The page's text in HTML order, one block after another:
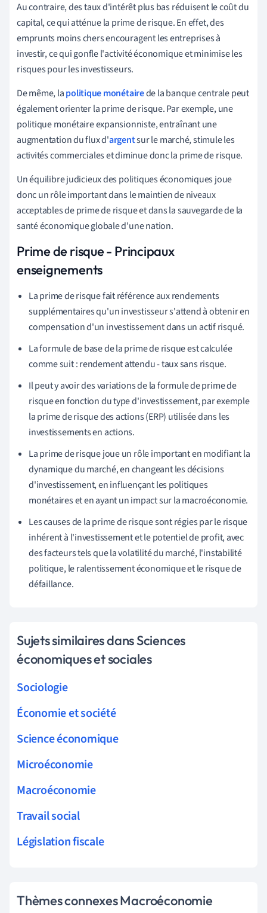
Au contraire, des taux d'intérêt plus bas réduisent le coût du
capital, ce qui atténue la prime de risque. En effet, des
emprunts moins chers encouragent les entreprises à
investir, ce qui gonfle l'activité économique et minimise les
risques pour les investisseurs.
De même, lapolitique monétairede la banque centrale peut
également orienter la prime de risque. Par exemple, une
politique monétaire expansionniste, entraînant une
augmentation du flux d'argentsur le marché, stimule les
activités commerciales et diminue donc la prime de risque.
Un équilibre judicieux des politiques économiques joue
donc un rôle important dans le maintien de niveaux
acceptables de prime de risque et dans la sauvegarde de la
santé économique globale d'une nation.
Prime de risque - Principaux
enseignements
La prime de risque fait référence aux rendements
supplémentaires qu'un investisseur s'attend à obtenir en
compensation d'un investissement dans un actif risqué.
La formule de base de la prime de risque est calculée
comme suit : rendement attendu - taux sans risque.
Il peut y avoir des variations de la formule de prime de
risque en fonction du type d'investissement, par exemple
la prime de risque des actions (ERP) utilisée dans les
investissements en actions.
La prime de risque joue un rôle important en modifiant la
dynamique du marché, en changeant les décisions
d'investissement, en influençant les politiques
monétaires et en ayant un impact sur la macroéconomie.
Les causes de la prime de risque sont régies par le risque
inhérent à l'investissement et le potentiel de profit, avec
des facteurs tels que la volatilité du marché, l'instabilité
politique, le ralentissement économique et le risque de
défaillance.
Sujets similaires dans Sciences
économiques et sociales
Sociologie
Économie et société
Science économique
Microéconomie
Macroéconomie
Travail social
Législation fiscale
Thèmes connexes Macroéconomie